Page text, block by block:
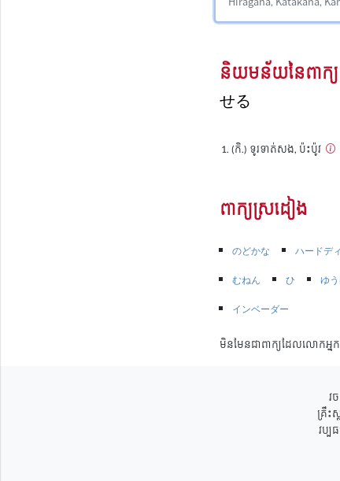
និយមន័យនៃពាក្
せる
(កិ.) ទូរទាត់សង, ប៉ះប៉ូវ​
ពាក្យស្រដៀង
のどかな ハードデ
むねん
ひ ゆ
インベーダー
មិនមែនជាពាក្យដែលលោកអ្ន
វ
គ្រឹះ
វប្